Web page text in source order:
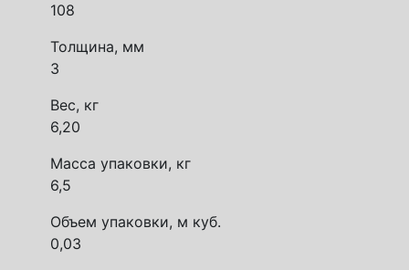
108
Толщина, мм
3
Вес, кг
6,20
Масса упаковки, кг
6,5
Объем упаковки, м куб.
0,03